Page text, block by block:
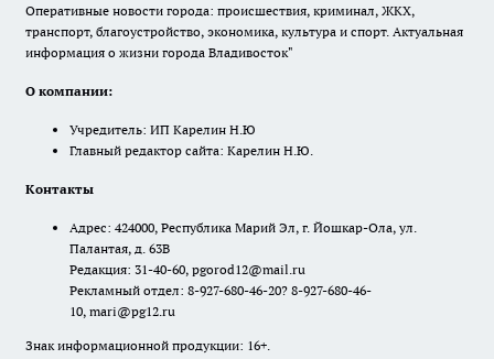
Оперативные новости города: происшествия, криминал, ЖКХ,
транспорт, благоустройство, экономика, культура и спорт. Актуальная
информация о жизни города Владивосток"
О компании:
Учредитель: ИП Карелин Н.Ю
Главный редактор сайта: Карелин Н.Ю.
Контакты
Адрес: 424000, Республика Марий Эл, г. Йошкар-Ола, ул.
Палантая, д. 63В
Редакция: 31-40-60, pgorod12@mail.ru
Рекламный отдел: 8-927-680-46-20? 8-927-680-46-
10, mari@pg12.ru
Знак информационной продукции: 16+.